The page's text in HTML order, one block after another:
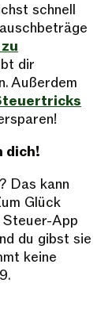
schnell
dir
Außerdem
dich!
Das kann
Glück
App
du gibst sie
keine